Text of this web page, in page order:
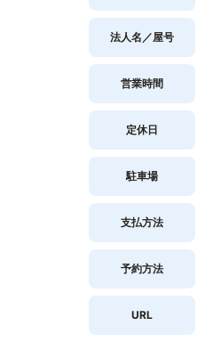
法人名／屋号
営業時間
定休日
駐車場
支払方法
予約方法
URL